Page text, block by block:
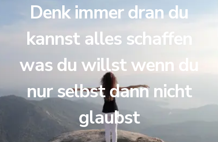
Denk immer dran du
kannst alles schaffen
was du willst wenn du
nur selbst dann nicht
glaubst